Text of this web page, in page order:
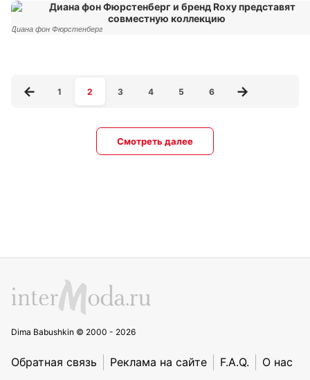
Диана фон Фюрстенберг
1 2 3 4 5 6
Смотреть далее
Dima Babushkin © 2000 - 2026
Обратная связь Реклама на сайте F.A.Q. О нас